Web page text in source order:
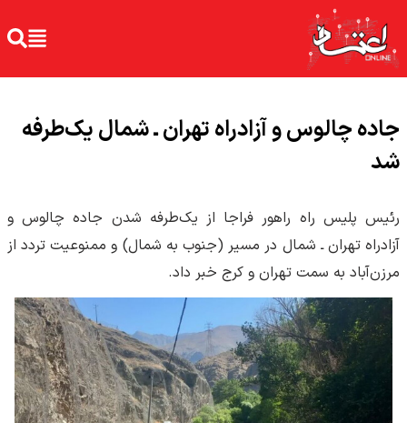
جاده چالوس و آزادراه تهران ـ شمال یک‌طرفه
شد
رئیس پلیس راه راهور فراجا از یک‌طرفه شدن جاده چالوس و
آزادراه تهران ـ شمال در مسیر (جنوب به شمال) و ممنوعیت تردد از
مرزن‌آباد به سمت تهران و کرج خبر داد.